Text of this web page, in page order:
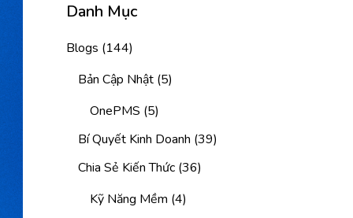
Danh Mục
Blogs (144)
Bản Cập Nhật(5)
OnePMS (5)
Bí Quyết Kinh Doanh (39)
Chia Sẻ Kiến Thức(36)
Kỹ Năng Mềm (4)